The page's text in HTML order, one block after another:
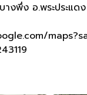
บางพึ่ง อ.พระประแด